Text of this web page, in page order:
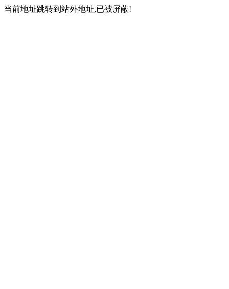
当前地址跳转到站外地址,已被屏蔽!